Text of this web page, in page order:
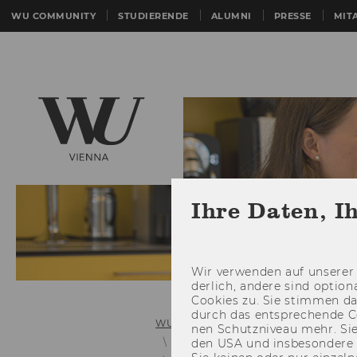
WU COMMUNITY STUDIERENDE ALUMNI PRESSE
WU (Wirtschaftsuniversität Wien)
Personalentwicklung und interne
Ihre Daten,
Wir ver­wen­den auf
der­lich, an­de­re sind
Coo­kies zu. Sie stim­men
durch das ent­spre­chen­de
nen Schutz­ni­veau mehr.
den USA und